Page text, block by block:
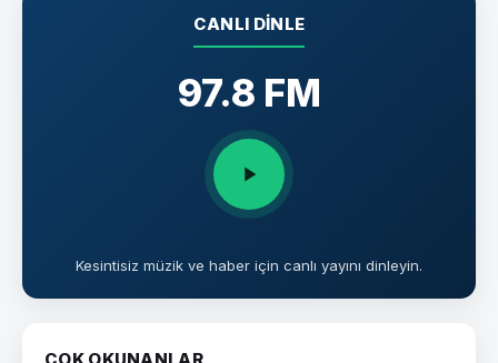
CANLI DINLE
97.8 FM
Kesintisiz müzik ve haber için canlı yayını dinleyin.
ÇOK OKUNANLAR